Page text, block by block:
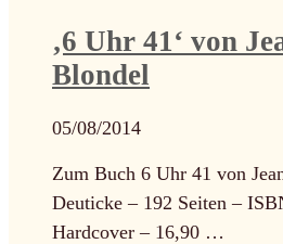
‚6 Uhr 41‘ von
Blondel
05/08/2014
Zum Buch 6 Uhr 41 von
Deuticke – 192 Seiten –
Hardcover – 16,90 …